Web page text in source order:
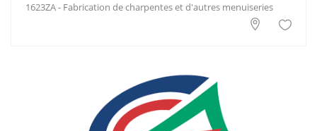
1623ZA - Fabrication de charpentes et d'autres menuiseries